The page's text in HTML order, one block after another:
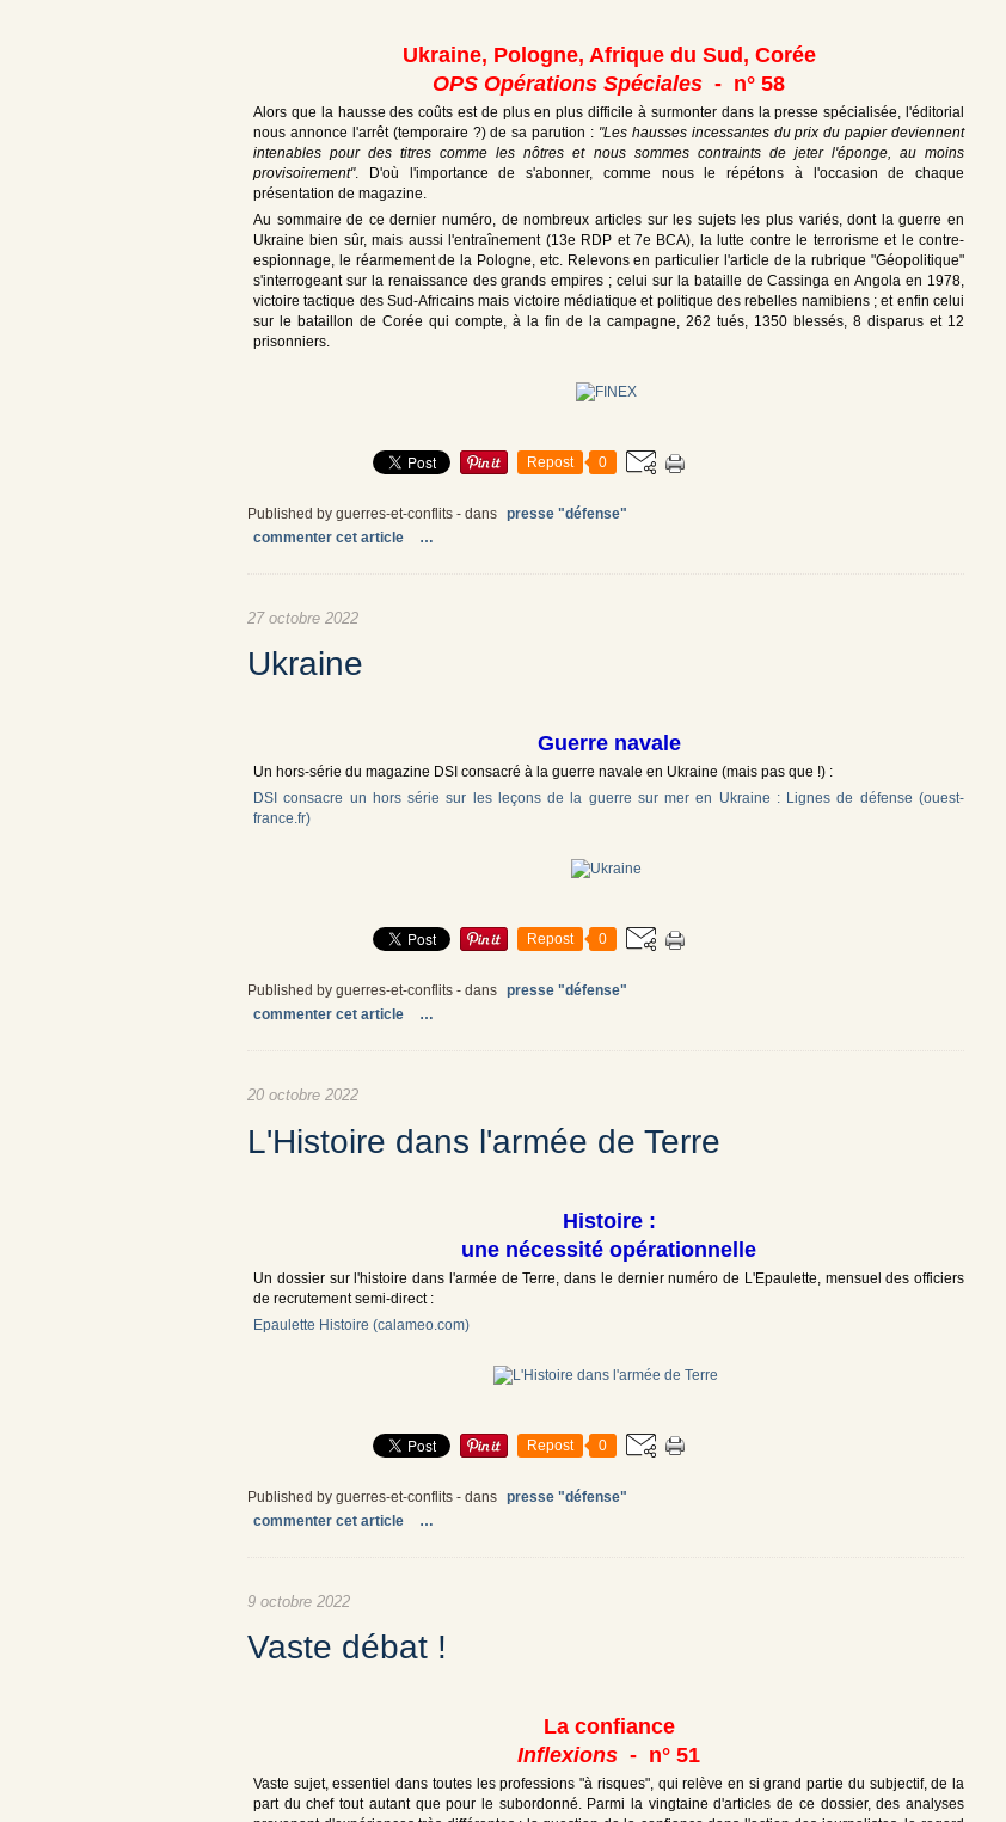
Ukraine, Pologne, Afrique du Sud, Corée
OPS Opérations Spéciales - n° 58
Alors que la hausse des coûts est de plus en plus difficile à surmonter dans la presse spécialisée, l'éditorial
nous annonce l'arrêt (temporaire ?) de sa parution : "Les hausses incessantes du prix du papier deviennent
intenables pour des titres comme les nôtres et nous sommes contraints de jeter l'éponge, au moins
provisoirement". D'où l'importance de s'abonner, comme nous le répétons à l'occasion de chaque
présentation de magazine.
Au sommaire de ce dernier numéro, de nombreux articles sur les sujets les plus variés, dont la guerre en
Ukraine bien sûr, mais aussi l'entraînement (13e RDP et 7e BCA), la lutte contre le terrorisme et le contre-
espionnage, le réarmement de la Pologne, etc. Relevons en particulier l'article de la rubrique "Géopolitique"
s'interrogeant sur la renaissance des grands empires ; celui sur la bataille de Cassinga en Angola en 1978,
victoire tactique des Sud-Africains mais victoire médiatique et politique des rebelles namibiens ; et enfin celui
sur le bataillon de Corée qui compte, à la fin de la campagne, 262 tués, 1350 blessés, 8 disparus et 12
prisonniers.
Repost 0
Published by guerres-et-conflits - dans presse "défense"
commenter cet article
…
27 octobre 2022
Ukraine
Guerre navale
Un hors-série du magazine DSI consacré à la guerre navale en Ukraine (mais pas que !) :
DSI consacre un hors série sur les leçons de la guerre sur mer en Ukraine : Lignes de défense (ouest-
france.fr)
Repost 0
Published by guerres-et-conflits - dans presse "défense"
commenter cet article
…
20 octobre 2022
L'Histoire dans l'armée de Terre
Histoire :
une nécessité opérationnelle
Un dossier sur l'histoire dans l'armée de Terre, dans le dernier numéro de L'Epaulette, mensuel des officiers
de recrutement semi-direct :
Epaulette Histoire (calameo.com)
Repost 0
Published by guerres-et-conflits - dans presse "défense"
commenter cet article
…
9 octobre 2022
Vaste débat !
La confiance
Inflexions - n° 51
Vaste sujet, essentiel dans toutes les professions "à risques", qui relève en si grand partie du subjectif, de la
part du chef tout autant que pour le subordonné. Parmi la vingtaine d'articles de ce dossier, des analyses